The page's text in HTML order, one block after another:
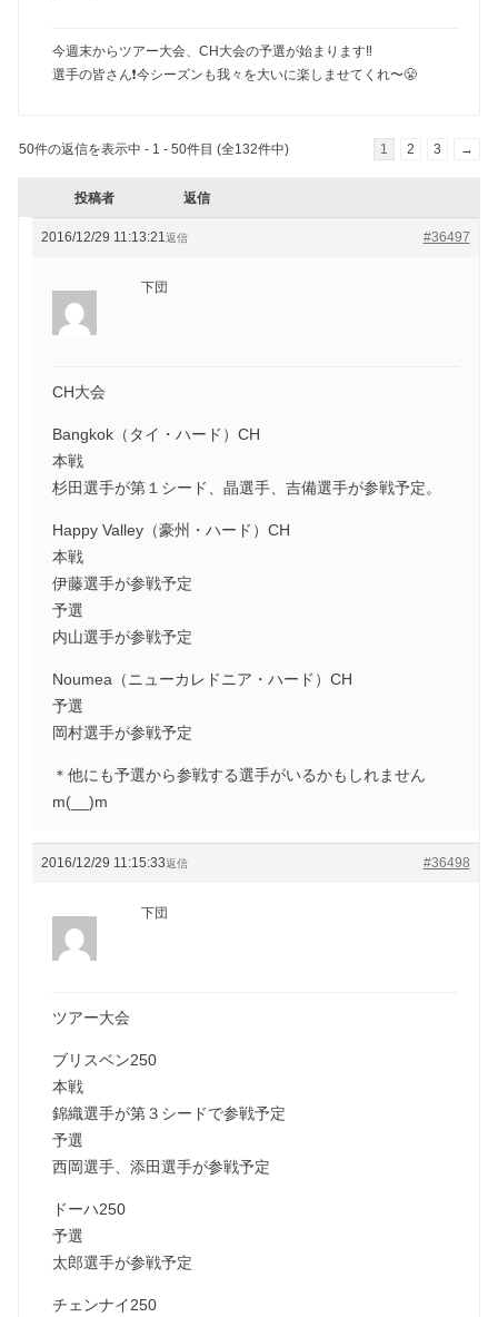
今週末からツアー大会、CH大会の予選が始まります‼️
選手の皆さん❗️今シーズンも我々を大いに楽しませてくれ〜😤
50件の返信を表示中 - 1 - 50件目 (全132件中) 1 2 3 →
投稿者 返信
2016/12/29 11:13:21 #36497
返信
下団
CH大会
Bangkok（タイ・ハード）CH
本戦
杉田選手が第１シード、晶選手、吉備選手が参戦予定。
Happy Valley（豪州・ハード）CH
本戦
伊藤選手が参戦予定
予選
内山選手が参戦予定
Noumea（ニューカレドニア・ハード）CH
予選
岡村選手が参戦予定
＊他にも予選から参戦する選手がいるかもしれません
m(__)m
2016/12/29 11:15:33 #36498
返信
下団
ツアー大会
ブリスベン250
本戦
錦織選手が第３シードで参戦予定
予選
西岡選手、添田選手が参戦予定
ドーハ250
予選
太郎選手が参戦予定
チェンナイ250